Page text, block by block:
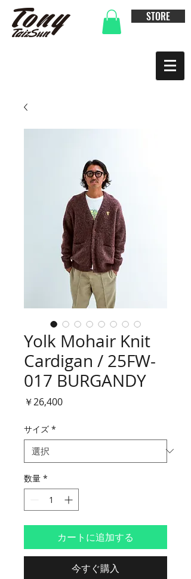
STORE
Yolk Mohair Knit
Cardigan / 25FW-
017 BURGANDY
￥26,400価
サイズ *
数量 *
カートに追加する
今すぐ購入